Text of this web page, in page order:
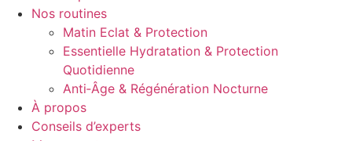
Nos routines
Matin Eclat & Protection
Essentielle Hydratation & Protection
Quotidienne
Anti‑Âge & Régénération Nocturne
À propos
Conseils d’experts